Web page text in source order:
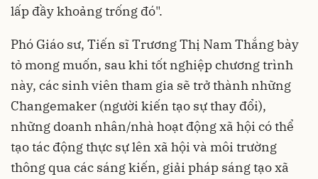
lấp đầy khoảng trống đó".
Phó Giáo sư, Tiến sĩ Trương Thị Nam Thắng bày
tỏ mong muốn, sau khi tốt nghiệp chương trình
này, các sinh viên tham gia sẽ trở thành những
Changemaker (người kiến tạo sự thay đổi),
những doanh nhân/nhà hoạt động xã hội có thể
tạo tác động thực sự lên xã hội và môi trường
thông qua các sáng kiến, giải pháp sáng tạo xã